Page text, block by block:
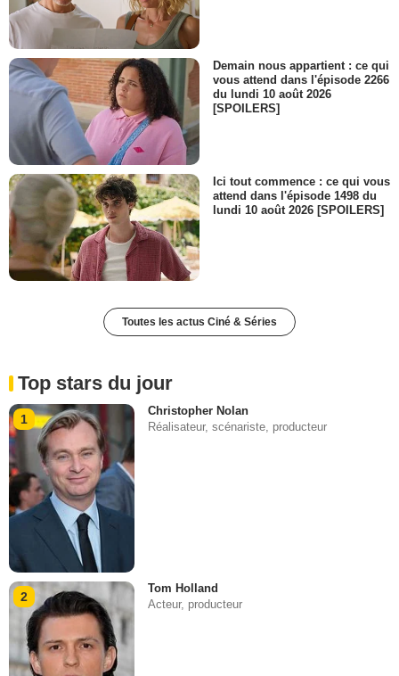
Demain nous appartient : ce qui
vous attend dans l'épisode 2266
du lundi 10 août 2026
[SPOILERS]
Ici tout commence : ce qui vous
attend dans l'épisode 1498 du
lundi 10 août 2026 [SPOILERS]
Toutes les actus Ciné & Séries
Top stars du jour
1
Christopher Nolan
Réalisateur, scénariste, producteur
2
Tom Holland
Acteur, producteur